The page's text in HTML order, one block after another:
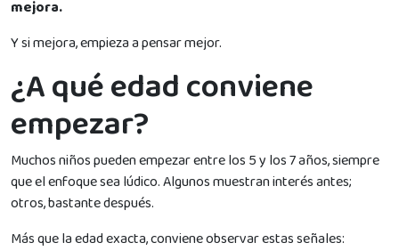
mejora.
Y si mejora, empieza a pensar mejor.
¿A qué edad conviene
empezar?
Muchos niños pueden empezar entre los 5 y los 7 años, siempre
que el enfoque sea lúdico. Algunos muestran interés antes;
otros, bastante después.
Más que la edad exacta, conviene observar estas señales: